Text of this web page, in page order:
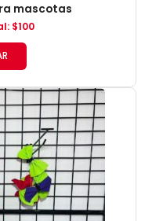
mascotas
: $100